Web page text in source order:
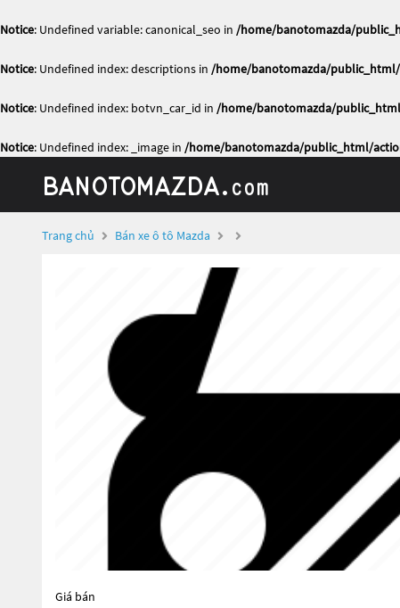
Notice: Undefined variable: canonical_seo in /home/banotomazda/
Notice: Undefined index: descriptions in /home/banotomazda/
Notice: Undefined index: botvn_car_id in /home/banotomazda/
Notice: Undefined index: _image in /home/banotomazda/public_html/
Trang chủ Bán xe ô tô Mazda
Giá bán